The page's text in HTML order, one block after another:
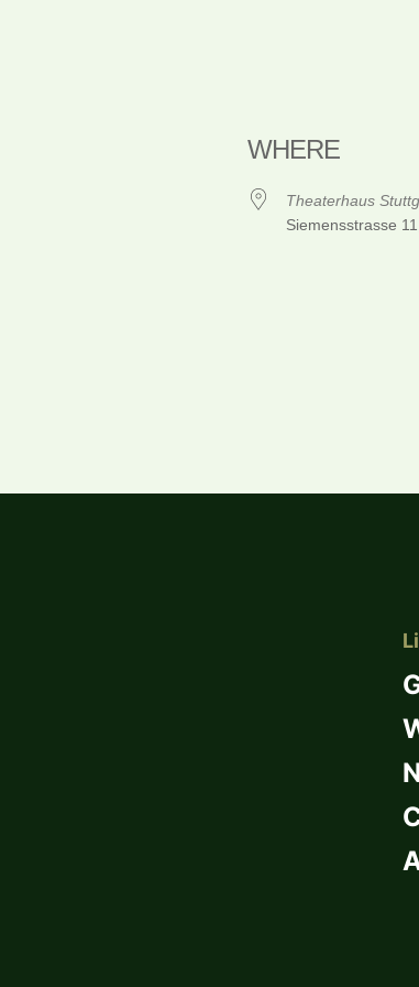
WHERE
Theaterhaus
Siemensstrasse